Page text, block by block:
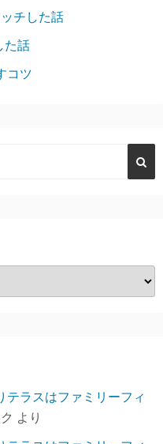
チした話
た話
コツ
テラスはファミリーフィ
より